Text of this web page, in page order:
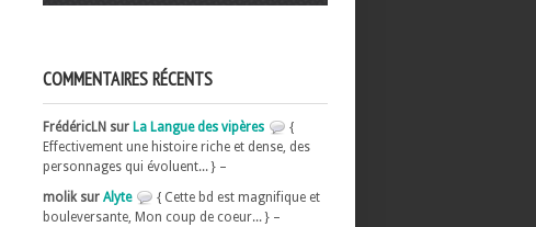
COMMENTAIRES RÉCENTS
FrédéricLN sur La Langue des vipères
{
Effectivement une histoire riche et dense, des
personnages qui évoluent... } –
molik sur Alyte
{ Cette bd est magnifique et
bouleversante, Mon coup de coeur... } –